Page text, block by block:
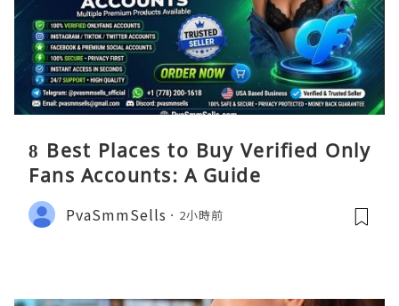
8 Best Places to Buy Verified Only
Fans Accounts: A Guide
PvaSmmSells 2小時前